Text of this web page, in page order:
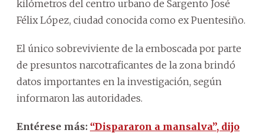
kilómetros del centro urbano de Sargento José
Félix López, ciudad conocida como ex Puentesiño.
El único sobreviviente de la emboscada por parte
de presuntos narcotraficantes de la zona brindó
datos importantes en la investigación, según
informaron las autoridades.
Entérese más: “Dispararon a mansalva”, dijo